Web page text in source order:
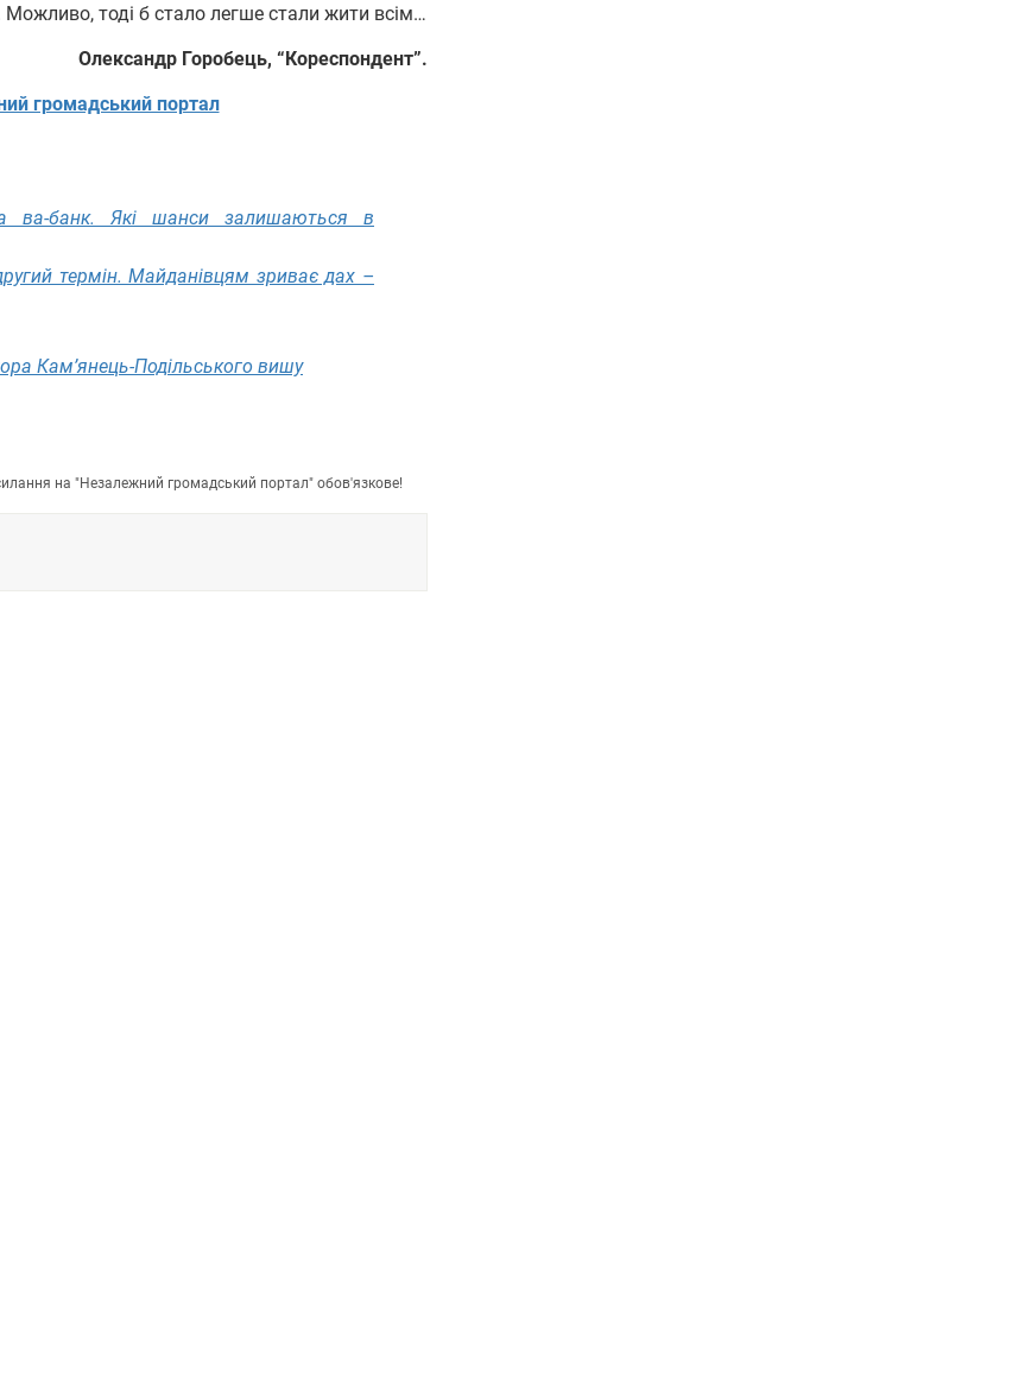
тоді б стало легше стали жити всім…
Олександр Горобець, “Кореспондент”.
громадський портал
ва-банк. Які шанси залишаються в
термін. Майданівцям зриває дах –
Кам’янець-Подільського вишу
на "Незалежний громадський портал" обов'язкове!